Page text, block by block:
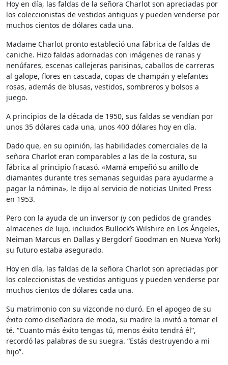
Hoy en día, las faldas de la señora Charlot son apreciadas por
los coleccionistas de vestidos antiguos y pueden venderse por
muchos cientos de dólares cada una.
Madame Charlot pronto estableció una fábrica de faldas de
caniche. Hizo faldas adornadas con imágenes de ranas y
nenúfares, escenas callejeras parisinas, caballos de carreras
al galope, flores en cascada, copas de champán y elefantes
rosas, además de blusas, vestidos, sombreros y bolsos a
juego.
A principios de la década de 1950, sus faldas se vendían por
unos 35 dólares cada una, unos 400 dólares hoy en día.
Dado que, en su opinión, las habilidades comerciales de la
señora Charlot eran comparables a las de la costura, su
fábrica al principio fracasó. «Mamá empeñó su anillo de
diamantes durante tres semanas seguidas para ayudarme a
pagar la nómina», le dijo al servicio de noticias United Press
en 1953.
Pero con la ayuda de un inversor (y con pedidos de grandes
almacenes de lujo, incluidos Bullock’s Wilshire en Los Ángeles,
Neiman Marcus en Dallas y Bergdorf Goodman en Nueva York)
su futuro estaba asegurado.
Hoy en día, las faldas de la señora Charlot son apreciadas por
los coleccionistas de vestidos antiguos y pueden venderse por
muchos cientos de dólares cada una.
Su matrimonio con su vizconde no duró. En el apogeo de su
éxito como diseñadora de moda, su madre la invitó a tomar el
té. “Cuanto más éxito tengas tú, menos éxito tendrá él”,
recordó las palabras de su suegra. “Estás destruyendo a mi
hijo”.